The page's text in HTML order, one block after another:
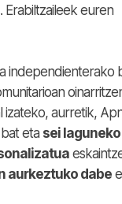
euren
independienterako
izateko, aurretik,
eta sei
aurkeztuko dabe